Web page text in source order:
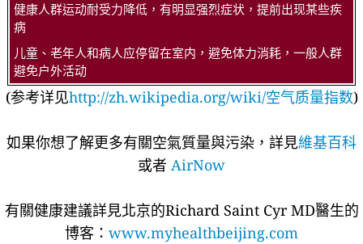
健康人群运动耐受力降低，有明显强烈症状，提前出现某些疾
病
儿童、老年人和病人应停留在室内，避免体力消耗，一般人群
避免户外活动
(参考详见http://zh.wikipedia.org/wiki/空气质量指数)
如果你想了解更多有關空氣質量與污染，詳見維基百科
或者 AirNow
有關健康建議詳​​見北京的Richard Saint Cyr MD醫生的
博客： www.myhealthbeijing.com